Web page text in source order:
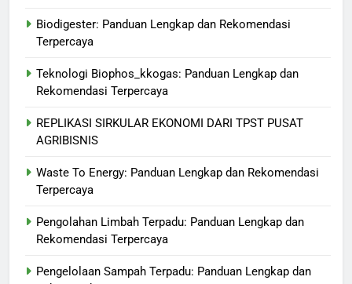
Biodigester: Panduan Lengkap dan Rekomendasi
Terpercaya
Teknologi Biophos_kkogas: Panduan Lengkap dan
Rekomendasi Terpercaya
REPLIKASI SIRKULAR EKONOMI DARI TPST PUSAT
AGRIBISNIS
Waste To Energy: Panduan Lengkap dan Rekomendasi
Terpercaya
Pengolahan Limbah Terpadu: Panduan Lengkap dan
Rekomendasi Terpercaya
Pengelolaan Sampah Terpadu: Panduan Lengkap dan